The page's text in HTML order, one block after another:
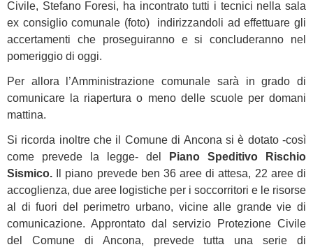
Civile, Stefano Foresi, ha incontrato tutti i tecnici nella sala
ex consiglio comunale (foto) indirizzandoli ad effettuare gli
accertamenti che proseguiranno e si concluderanno nel
pomeriggio di oggi.
Per allora l’Amministrazione comunale sarà in grado di
comunicare la riapertura o meno delle scuole per domani
mattina.
Si ricorda inoltre che il Comune di Ancona si è dotato -così
come prevede la legge- del
Piano Speditivo Rischio
Sismico.
Il piano prevede ben 36 aree di attesa, 22 aree di
accoglienza, due aree logistiche per i soccorritori e le risorse
al di fuori del perimetro urbano, vicine alle grande vie di
comunicazione. Approntato dal servizio Protezione Civile
del Comune di Ancona, prevede tutta una serie di